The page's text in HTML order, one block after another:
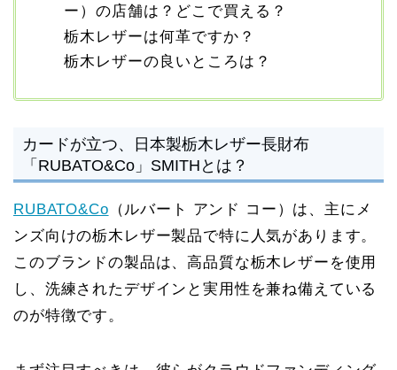
ー）の店舗は？どこで買える？
栃木レザーは何革ですか？
栃木レザーの良いところは？
カードが立つ、日本製栃木レザー長財布
「RUBATO&Co」SMITHとは？
RUBATO&Co （ルバート アンド コー）は、主にメ
ンズ向けの栃木レザー製品で特に人気があります。
このブランドの製品は、高品質な栃木レザーを使用
し、洗練されたデザインと実用性を兼ね備えている
のが特徴です。